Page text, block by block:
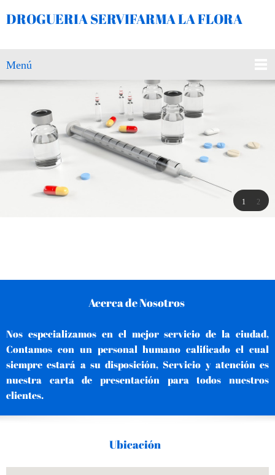
DROGUERIA SERVIFARMA LA FLORA
Menú
1 2
Acerca de Nosotros
Nos especializamos en el mejor servicio de la ciudad,
Contamos con un personal humano calificado el cual
siempre estará a su disposición, Servicio y atención es
nuestra carta de presentación para todos nuestros
clientes.
Ubicación